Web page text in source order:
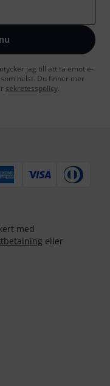
jag till att ta emot e-
helst. Du finner mer
sekretesspolicy.
med
eller